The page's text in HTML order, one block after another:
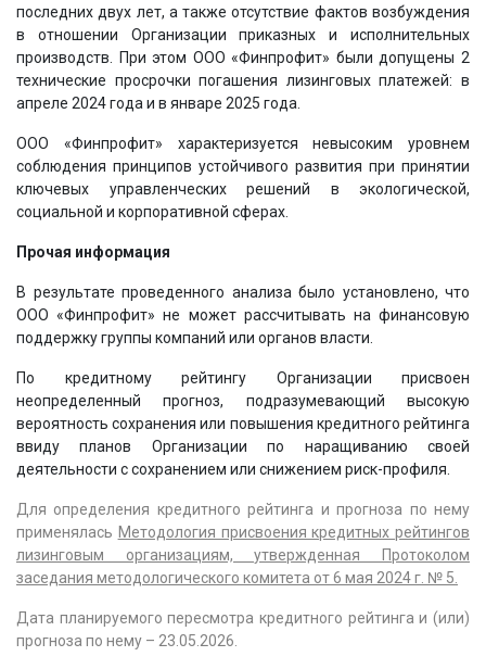
последних двух лет, а также отсутствие фактов возбуждения
в отношении Организации приказных и исполнительных
производств. При этом ООО «Финпрофит» были допущены 2
технические просрочки погашения лизинговых платежей: в
апреле 2024 года и в январе 2025 года.
ООО «Финпрофит» характеризуется невысоким уровнем
соблюдения принципов устойчивого развития при принятии
ключевых управленческих решений в экологической,
социальной и корпоративной сферах.
Прочая информация
В результате проведенного анализа было установлено, что
ООО «Финпрофит» не может рассчитывать на финансовую
поддержку группы компаний или органов власти.
По кредитному рейтингу Организации присвоен
неопределенный прогноз, подразумевающий высокую
вероятность сохранения или повышения кредитного рейтинга
ввиду планов Организации по наращиванию своей
деятельности с сохранением или снижением риск-профиля.
Для определения кредитного рейтинга и прогноза по нему
применялась Методология присвоения кредитных рейтингов
лизинговым организациям, утвержденная Протоколом
заседания методологического комитета от 6 мая 2024 г. № 5
Дата планируемого пересмотра кредитного рейтинга и (или)
прогноза по нему – 23.05.2026.